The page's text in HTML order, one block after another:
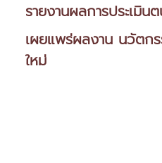
รายงานผลการประเมิน
เผยแพร่ผลงาน นวัตก
ใหม่